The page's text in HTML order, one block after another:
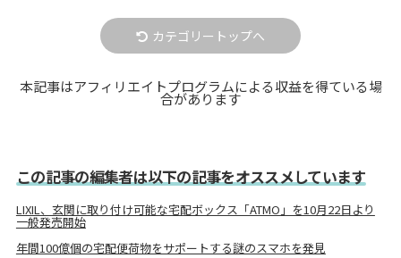
カテゴリートップへ
本記事はアフィリエイトプログラムによる収益を得ている場
合があります
この記事の編集者は以下の記事をオススメしています
LIXIL、玄関に取り付け可能な宅配ボックス「ATMO」を10月22日より
一般発売開始
年間100億個の宅配便荷物をサポートする謎のスマホを発見